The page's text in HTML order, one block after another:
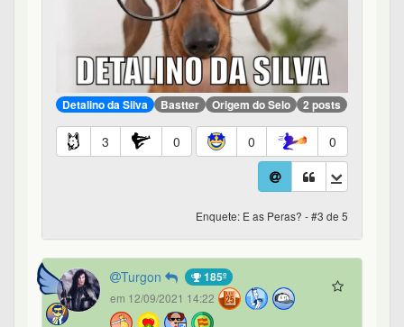
Detalino da Silva Bastter Origem do Selo 2 posts
3 0 0 0
Enquete: E as Peras? - #3 de 5
Turgon 185º
em 12/09/2021 14:22